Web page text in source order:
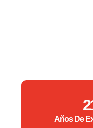
Años De